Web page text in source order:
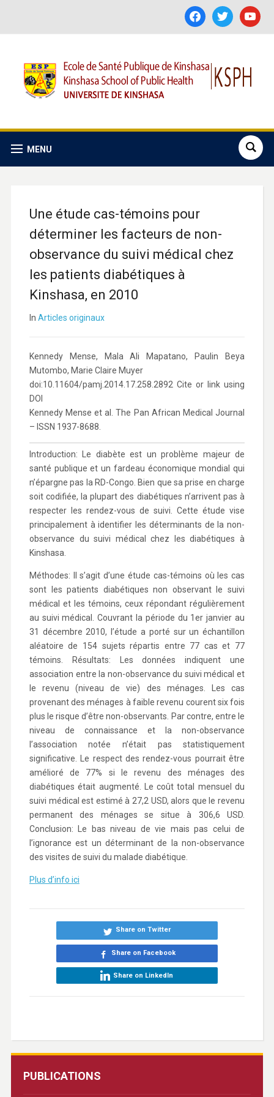
facebooktwitter youtube
MENU
PUBLICATIONS
Une étude cas-témoins pour
déterminer les facteurs de non-
observance du suivi médical chez
les patients diabétiques à
Kinshasa, en 2010
In Articles originaux
Kennedy Mense, Mala Ali Mapatano, Paulin Beya
Mutombo, Marie Claire Muyer
doi:10.11604/pamj.2014.17.258.2892 Cite or link using
DOI
Kennedy Mense et al. The Pan African Medical Journal
– ISSN 1937-8688.
Introduction: Le diabète est un problème majeur de
santé publique et un fardeau économique mondial qui
n’épargne pas la RD-Congo. Bien que sa prise en charge
soit codifiée, la plupart des diabétiques n’arrivent pas à
respecter les rendez-vous de suivi. Cette étude vise
principalement à identifier les déterminants de la non-
observance du suivi médical chez les diabétiques à
Kinshasa.
Méthodes: Il s’agit d’une étude cas-témoins où les cas
sont les patients diabétiques non observant le suivi
médical et les témoins, ceux répondant régulièrement
au suivi médical. Couvrant la période du 1er janvier au
31 décembre 2010, l’étude a porté sur un échantillon
aléatoire de 154 sujets répartis entre 77 cas et 77
témoins. Résultats: Les données indiquent une
association entre la non-observance du suivi médical et
le revenu (niveau de vie) des ménages. Les cas
provenant des ménages à faible revenu courent six fois
plus le risque d’être non-observants. Par contre, entre le
niveau de connaissance et la non-observance
l’association notée n’était pas statistiquement
significative. Le respect des rendez-vous pourrait être
amélioré de 77% si le revenu des ménages des
diabétiques était augmenté. Le coût total mensuel du
suivi médical est estimé à 27,2 USD, alors que le revenu
permanent des ménages se situe à 306,6 USD.
Conclusion: Le bas niveau de vie mais pas celui de
l’ignorance est un déterminant de la non-observance
des visites de suivi du malade diabétique.
Plus d’info ici
Share on Twitter
Share on Facebook
Share on LinkedIn